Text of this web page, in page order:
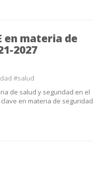
en materia de
2027
#salud
de salud y seguridad en el
en materia de seguridad